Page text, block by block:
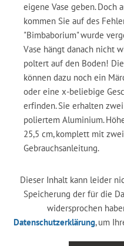
eigene Vase geben. Doch
kommen Sie auf des
"Bimbaborium" wurde
Vase hängt danach nicht
poltert auf den Boden! Die
können dazu noch ein
oder eine x-beliebige
erfinden. Sie erhalten
poliertem Aluminium.
25,5 cm, komplett mit
Gebrauchsanleitung.
Dieser Inhalt kann leider
Speicherung der für die
widersprochen
Datenschutzerklärung, um